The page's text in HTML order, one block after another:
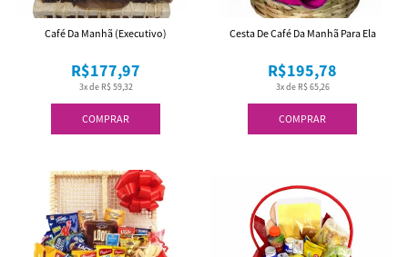
COMPRAR
3x de R$ 59,32
R$177,97
Café Da Manhã (Executivo)
COMPRAR
3x de R$ 65,26
R$195,78
Cesta De Café Da Manhã Para Ela